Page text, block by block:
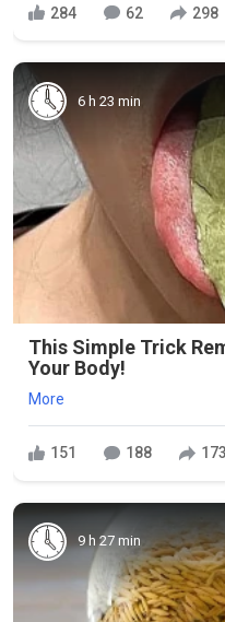
284 62 298
6 h 23 min
This Simple Trick
Your Body!
More
151 188 173
9 h 27 min